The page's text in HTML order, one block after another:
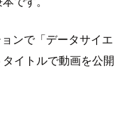
ンで「データサイエ
イトルで動画を公開